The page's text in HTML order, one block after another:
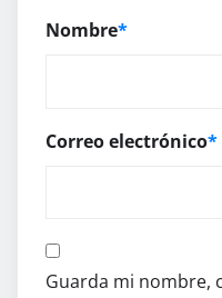
Nombre*
Correo electrónico*
Guarda mi nombre,